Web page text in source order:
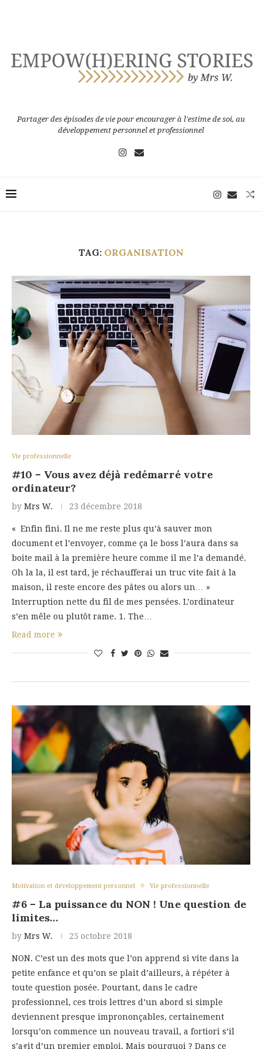
Partager des épisodes de vie pour encourager à l'estime de soi, au
développement personnel et professionnel
TAG: ORGANISATION
Vie professionnelle
#10 – Vous avez déjà redémarré votre
ordinateur?
by Mrs W. 23 décembre 2018
« Enfin fini. Il ne me reste plus qu’à sauver mon
document et l’envoyer, comme ça le boss l’aura dans sa
boite mail à la première heure comme il me l’a demandé.
Oh la la, il est tard, je réchaufferai un truc vite fait à la
maison, il reste encore des pâtes ou alors un… »
Interruption nette du fil de mes pensées. L’ordinateur
s’en mêle ou plutôt rame. 1. The…
Read more
Motivation et développement personnel Vie professionnelle
#6 – La puissance du NON ! Une question de
limites…
by Mrs W. 25 octobre 2018
NON. C’est un des mots que l’on apprend si vite dans la
petite enfance et qu’on se plait d’ailleurs, à répéter à
toute question posée. Pourtant, dans le cadre
professionnel, ces trois lettres d’un abord si simple
deviennent presque imprononçables, certainement
lorsqu’on commence un nouveau travail, a fortiori s’il
s’agit d’un premier emploi. Mais pourquoi ? Dans ce